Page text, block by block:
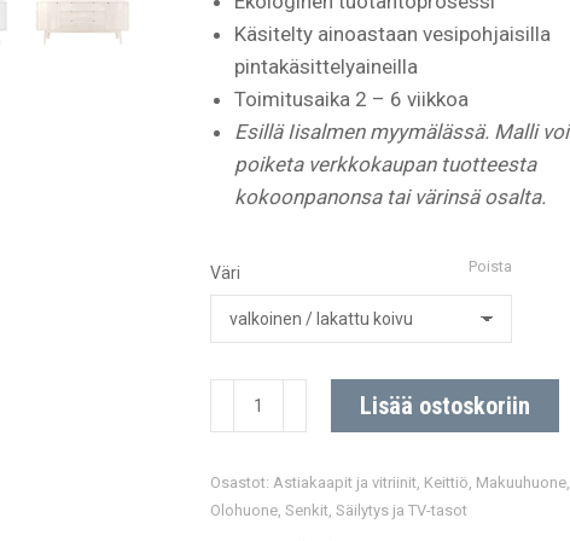
Käsitelty ainoastaan vesipohjaisilla
pintakäsittelyaineilla
Toimitusaika 2 – 6 viikkoa
Esillä Iisalmen myymälässä. Malli voi
poiketa verkkokaupan tuotteesta
kokoonpanonsa tai värinsä osalta.
Väri Poista
Notte
senkki.
160
cm.
Lisää ostoskoriin
Osastot: Astiakaapit ja vitriinit Keittiö Makuuhuone,
Olohuone, Senkit Säilytys ja TV-tasot